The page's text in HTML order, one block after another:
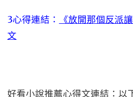
3心得連結：
《放開那個反派
文
好看小說推薦心得文連結：以